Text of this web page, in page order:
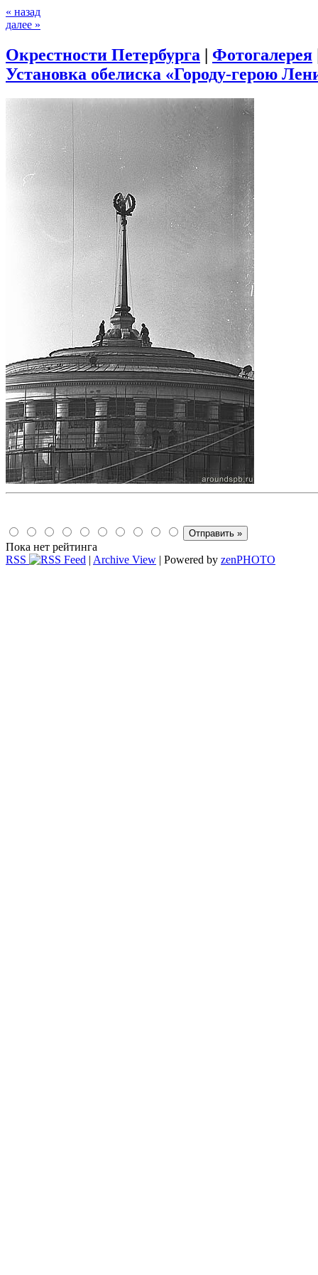
« назад
далее »
Окрестности Петербурга | Фотогалерея
Установка обелиска «Городу-герою
Пока нет рейтинга
RSS
| Archive View | Powered by zenPHOTO